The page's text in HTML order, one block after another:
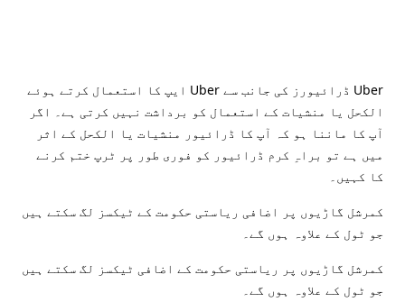
Uber ڈرائیورز کی جانب سے Uber ایپ کا استعمال کرتے ہوئے
الکحل یا منشیات کے استعمال کو برداشت نہیں کرتی ہے۔ اگر
آپ کا ماننا ہو کہ آپ کا ڈرائیور منشیات یا الکحل کے اثر
میں ہے تو براہِ کرم ڈرائیور کو فوری طور پر ٹرپ ختم کرنے
کا کہیں۔
کمرشل گاڑیوں پر اضافی ریاستی حکومت کے ٹیکسز لگ سکتے ہیں
جو ٹول کے علاوہ ہوں گے۔
کمرشل گاڑیوں پر ریاستی حکومت کے اضافی ٹیکسز لگ سکتے ہیں
جو ٹول کے علاوہ ہوں گے۔